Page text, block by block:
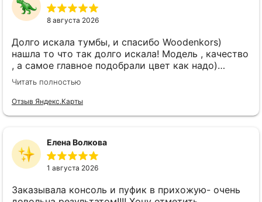
8 августа 2026
Долго искала тумбы, и спасибо Woodenkors)
нашла то что так долго искала! Модель , качество
, а самое главное подобрали цвет как надо)
спасибо большое! Отдельное спасибо Виктору!
Читать полностью
Отзыв Яндекс.Карты
Елена Волкова
1 августа 2026
Заказывала консоль и пуфик в прихожую- очень